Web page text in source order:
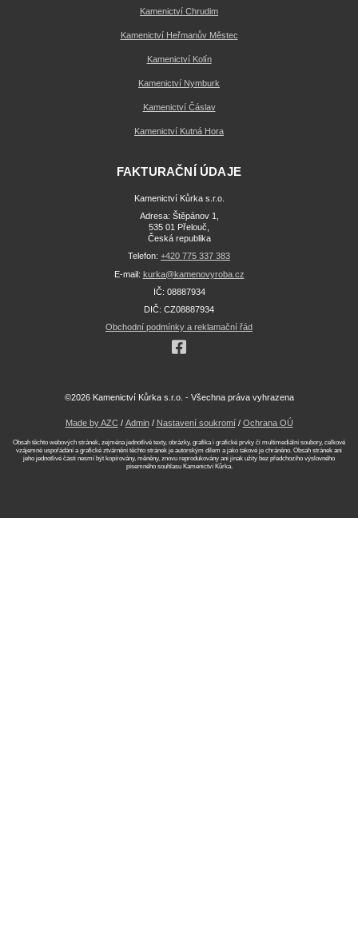
Kamenictví Chrudim
Kamenictví Heřmanův Městec
Kamenictví Kolín
Kamenictví Nymburk
Kamenictví Čáslav
Kamenictví Kutná Hora
FAKTURAČNÍ ÚDAJE
Kamenictví Kůrka s.r.o.
Adresa: Štěpánov 1,
535 01 Přelouč,
Česká republika
Telefon: +420 775 337 383
E-mail: kurka@kamenovyroba.cz
IČ: 08887934
DIČ: CZ08887934
Obchodní podmínky a reklamační řád
©2026 Kamenictví Kůrka s.r.o. - Všechna práva vyhrazena
Made by AZC/ Admin/ Nastavení soukromí/ Ochrana OÚ
Obsah těchto webových stránek, zejména jednotlivé texty, obrázky, grafika i grafické prvky či multimediální soubory, celkové
vzájemné uspořádání a grafické ztvárnění těchto stránek je autorským dílem a jako takové je chráněno. Obsah stránek ani
jeho jednotlivé části nesmí být kopírovány, měněny, znovu reprodukovány ani jinak užity bez předchozího výslovného
písemného souhlasu Kamenictví Kůrka.